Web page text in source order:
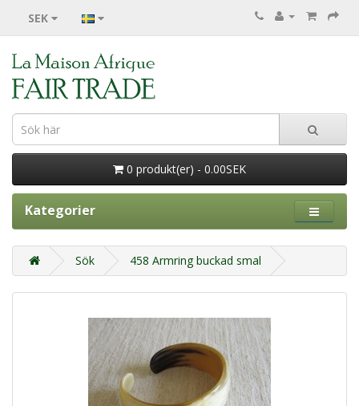
SEK
0 produkt(er) - 0.00SEK
Kategorier
Sök 458 Armring buckad smal